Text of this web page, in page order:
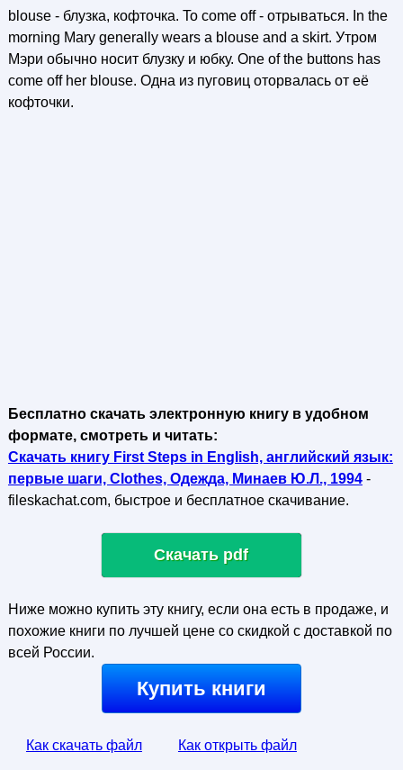
blouse - блузка, кофточка. To come off - отрываться. In the
morning Mary generally wears a blouse and a skirt. Утром
Мэри обычно носит блузку и юбку. One of the buttons has
come off her blouse. Одна из пуговиц оторвалась от её
кофточки.
Бесплатно скачать электронную книгу в удобном
формате, смотреть и читать:
Скачать книгу First Steps in English, английский язык:
первые шаги, Clothes, Одежда, Минаев Ю.Л., 1994-
fileskachat.com, быстрое и бесплатное скачивание.
Скачать pdf
Ниже можно купить эту книгу, если она есть в продаже, и
похожие книги по лучшей цене со скидкой с доставкой по
всей России.
Купить книги
Как скачать файл Как открыть файл